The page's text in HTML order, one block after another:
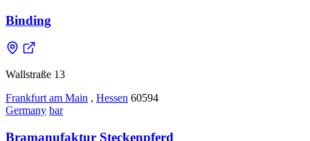
Binding
Wallstraße 13
Frankfurt am Main , Hessen 60594
Germany bar
Bramanufaktur Steckenpferd